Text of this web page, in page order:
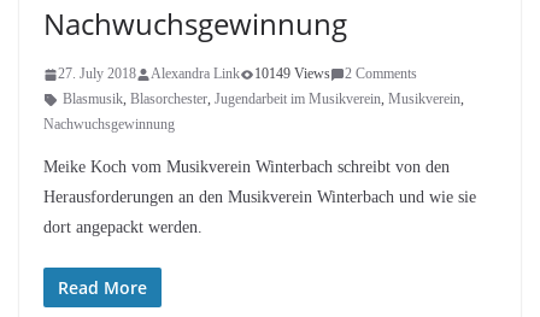
Nachwuchsgewinnung
27. July 2018 Alexandra Link 10149 Views
2 Comments
Blasmusik, Blasorchester, Jugendarbeit im Musikverein, Musikverein,
Nachwuchsgewinnung
Meike Koch vom Musikverein Winterbach schreibt von den
Herausforderungen an den Musikverein Winterbach und wie sie
dort angepackt werden.
Read More